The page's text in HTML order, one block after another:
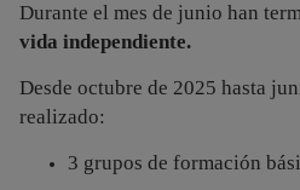
Durante el mes de junio han
vida independiente.
Desde octubre de 2025 hasta
realizado:
3 grupos de formación